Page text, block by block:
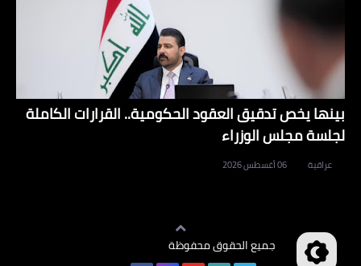
بينها يخص تدقيق العقود الحكومية.. القرارات الكاملة
لجلسة مجلس الوزراء
عراقية 06 أغسطس 2026
جميع الحقوق محفوظة